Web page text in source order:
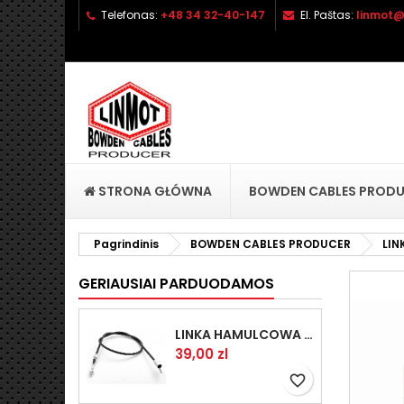
Telefonas: +48 34 32-40-147 El. Paštas:
STRONA GŁÓWNA BOWDEN CABLES
Pagrindinis BOWDEN CABLES PRODUCER
GERIAUSIAI PARDUODAMOS
LINKA HAMULCOWA PRZYCZEPY KNOTT 1440/1230 33921-1.14
Kaina
39,00 zl
favorite_border